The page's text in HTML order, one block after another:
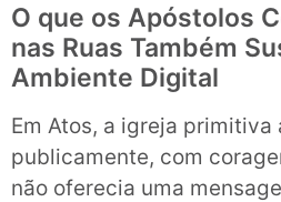
O que os Apóstolos
nas Ruas Também
Ambiente Digital
Em Atos, a igreja
publicamente, com
não oferecia uma